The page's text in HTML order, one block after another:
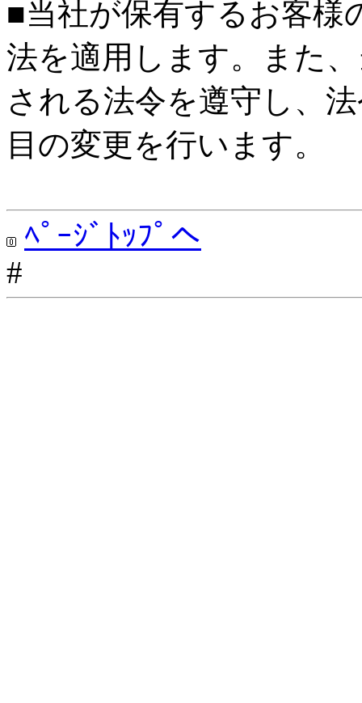
■当社が保有するお客様
法を適用します。また
される法令を遵守し、
目の変更を行います。
ﾍﾟｰｼﾞﾄｯﾌﾟへ
#